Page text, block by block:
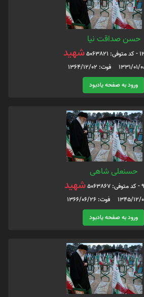
حسن صداقت نیا
شهید
ورود به صفحه یادبود
حسنعلی شاهی
شهید
ورود به صفحه یادبود